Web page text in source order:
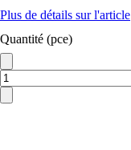
Plus de détails sur l'article
Quantité (pce)